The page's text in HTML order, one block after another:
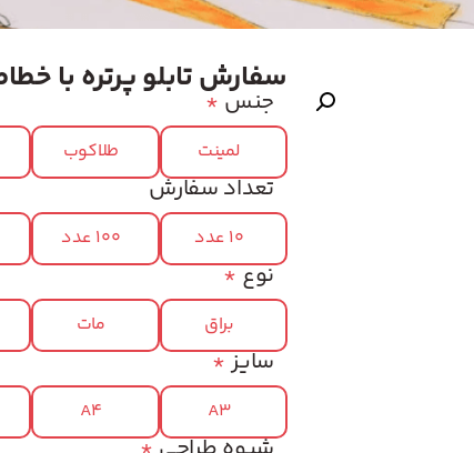
سفارش تابلو پرتره با
* جنس
لمینت طلاکوب
تعداد سفارش
10 عدد 100 عدد
*نوع
براق مات
*سایز
A3
A4